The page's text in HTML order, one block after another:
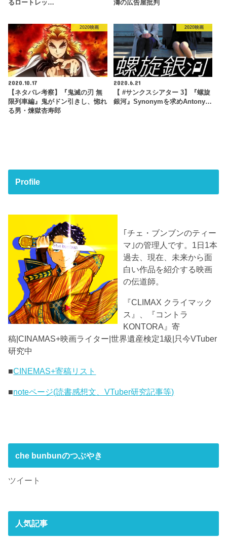
るロートレッ… 濤の広告屋批判
2020映画
2020.10.17
【ネタバレ考察】『鬼滅の刃 無
限列車編』鬼がドン引きし、惚れ
る男・煉獄杏寿郎
2020映画
2020.6.21
【 #サンクスシアター 3】『螺旋
銀河』Synonymを求めAntony…
Profile
｢チェ・ブンブンのティー
マ｣の管理人です。1日1本
過去、現在、未来から面
白い作品を紹介する映画
の伝道師。
『CLIMAX クライマック
ス』、『コントラ
KONTORA』寄
稿|CINAMAS+映画ライター|世界遺産検定1級|只今VTuber
研究中
■CINEMAS+寄稿リスト
■noteページ(読書感想文、VTuber研究記事等)
che bunbunのつぶやき
ツイート
人気記事